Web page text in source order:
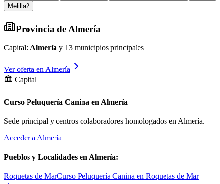
Melilla2
Provincia de Almería
Capital: Almería y 13 municipios principales
Ver oferta en Almería
🏛️ Capital
Curso Peluquería Canina en Almería
Sede principal y centros colaboradores homologados en Almería.
Acceder a Almería
Pueblos y Localidades en Almería:
Roquetas de MarCurso Peluquería Canina en Roquetas de Mar